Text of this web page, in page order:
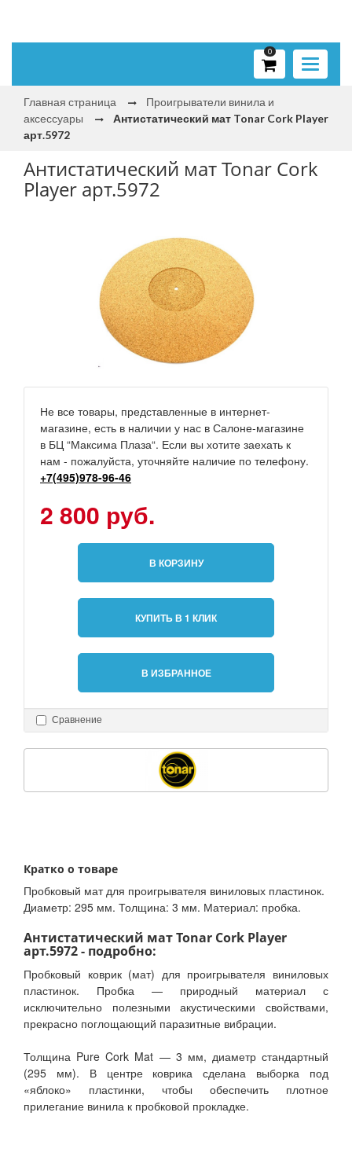
Toggle
0
Главная страница
Проигрыватели винила и
аксессуары
Антистатический мат Tonar Cork Player
арт.5972
Антистатический мат Tonar Cork
Player арт.5972
Не все товары, представленные в интернет-
магазине, есть в наличии у нас в Салоне-магазине
в БЦ “Максима Плаза“. Если вы хотите заехать к
нам - пожалуйста, уточняйте наличие по телефону.
+7(495)978-96-46
2 800 руб.
В КОРЗИНУ
КУПИТЬ В 1 КЛИК
В ИЗБРАННОЕ
Сравнение
Кратко о товаре
Пробковый мат для проигрывателя виниловых пластинок.
Диаметр: 295 мм. Толщина: 3 мм. Материал: пробка.
Антистатический мат Tonar Cork Player
арт.5972 - подробно:
Пробковый коврик (мат) для проигрывателя виниловых
пластинок. Пробка — природный материал с
исключительно полезными акустическими свойствами,
прекрасно поглощающий паразитные вибрации.
Толщина Pure Cork Mat — 3 мм, диаметр стандартный
(295 мм). В центре коврика сделана выборка под
«яблоко» пластинки, чтобы обеспечить плотное
прилегание винила к пробковой прокладке.